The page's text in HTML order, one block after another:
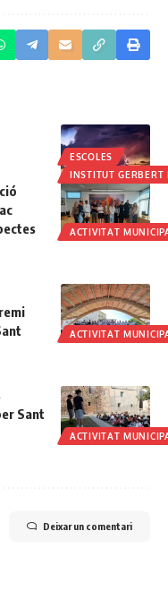
ESCOLES
INSTITUT
ACTIVITAT
ACTIVITAT
ACTIVITAT
Sant
Deixar un comentari